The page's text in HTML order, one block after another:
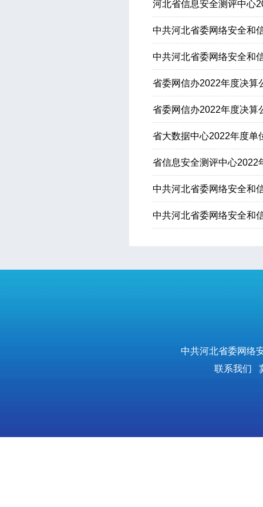
河北省信息安全测评中心
中共河北省委网络安全和
中共河北省委网络安全和
省委网信办2022年度决算
省委网信办2022年度决算
省大数据中心2022年度单
省信息安全测评中心2022
中共河北省委网络安全和
中共河北省委网络安全和
中共河北省委网络
联系我们